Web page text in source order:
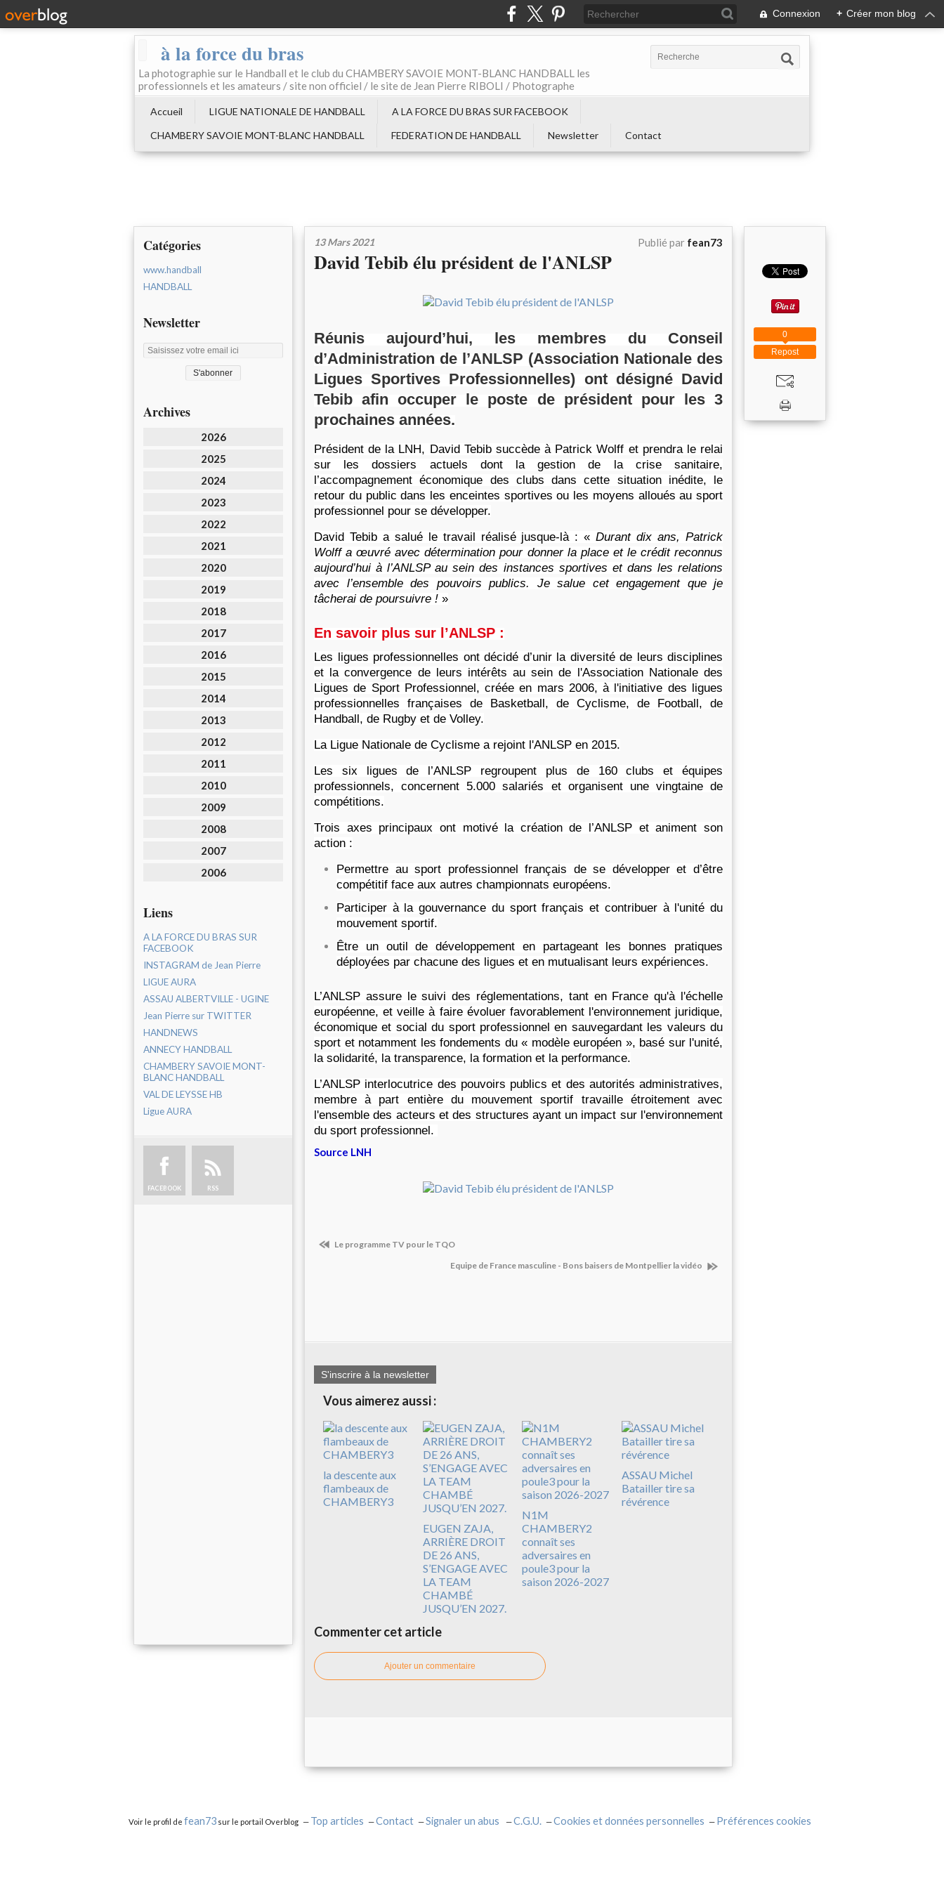
Connexion + Créer mon blog
à la force du bras
La photographie sur le Handball et le club du CHAMBERY SAVOIE MONT-BLANC HANDBALL les
professionnels et les amateurs / site non officiel / le site de Jean Pierre RIBOLI / Photographe
Accueil LIGUE NATIONALE DE HANDBALL
A LA FORCE DU BRAS SUR FACEBOOK
CHAMBERY SAVOIE MONT-BLANC HANDBALL
FEDERATION DE HANDBALL Newsletter Contact
Catégories
www.handball
HANDBALL
Newsletter
Archives
2026
2025
2024
2023
2022
2021
2020
2019
2018
2017
2016
2015
2014
2013
2012
2011
2010
2009
2008
2007
2006
Liens
A LA FORCE DU BRAS SUR
FACEBOOK
INSTAGRAM de Jean Pierre
LIGUE AURA
ASSAU ALBERTVILLE - UGINE
Jean Pierre sur TWITTER
HANDNEWS
ANNECY HANDBALL
CHAMBERY SAVOIE MONT-
BLANC HANDBALL
VAL DE LEYSSE HB
Ligue AURA
FACEBOOK RSS
13 Mars 2021 Publié par fean73
David Tebib élu président de l'ANLSP
Réunis aujourd’hui, les membres du Conseil
d’Administration de l’ANLSP (Association Nationale des
Ligues Sportives Professionnelles) ont désigné David
Tebib afin occuper le poste de président pour les 3
prochaines années.
Président de la LNH, David Tebib succède à Patrick Wolff et prendra le relai
sur les dossiers actuels dont la gestion de la crise sanitaire,
l’accompagnement économique des clubs dans cette situation inédite, le
retour du public dans les enceintes sportives ou les moyens alloués au sport
professionnel pour se développer.
David Tebib a salué le travail réalisé jusque-là : «Durant dix ans, Patrick
Wolff a œuvré avec détermination pour donner la place et le crédit reconnus
aujourd’hui à l’ANLSP au sein des instances sportives et dans les relations
avec l’ensemble des pouvoirs publics. Je salue cet engagement que je
tâcherai de poursuivre ! »
En savoir plus sur l’ANLSP :
Les ligues professionnelles ont décidé d’unir la diversité de leurs disciplines
et la convergence de leurs intérêts au sein de l'Association Nationale des
Ligues de Sport Professionnel, créée en mars 2006, à l'initiative des ligues
professionnelles françaises de Basketball, de Cyclisme, de Football, de
Handball, de Rugby et de Volley.
La Ligue Nationale de Cyclisme a rejoint l'ANLSP en 2015.
Les six ligues de l’ANLSP regroupent plus de 160 clubs et équipes
professionnels, concernent 5.000 salariés et organisent une vingtaine de
compétitions.
Trois axes principaux ont motivé la création de l’ANLSP et animent son
action :
Permettre au sport professionnel français de se développer et d’être
compétitif face aux autres championnats européens.
Participer à la gouvernance du sport français et contribuer à l'unité du
mouvement sportif.
Être un outil de développement en partageant les bonnes pratiques
déployées par chacune des ligues et en mutualisant leurs expériences.
L’ANLSP assure le suivi des réglementations, tant en France qu'à l'échelle
européenne, et veille à faire évoluer favorablement l'environnement juridique,
économique et social du sport professionnel en sauvegardant les valeurs du
sport et notamment les fondements du « modèle européen », basé sur l'unité,
la solidarité, la transparence, la formation et la performance.
L’ANLSP interlocutrice des pouvoirs publics et des autorités administratives,
membre à part entière du mouvement sportif travaille étroitement avec
l'ensemble des acteurs et des structures ayant un impact sur l'environnement
du sport professionnel.
Source LNH
Le programme TV pour le TQO
Equipe de France masculine - Bons baisers de Montpellier la vidéo
S'inscrire à la newsletter
Vous aimerez aussi :
la descente aux
flambeaux de
CHAMBERY3
EUGEN ZAJA,
ARRIÈRE DROIT
DE 26 ANS,
S’ENGAGE AVEC
LA TEAM
CHAMBÉ
JUSQU’EN 2027.
N1M
CHAMBERY2
connaît ses
adversaires en
poule3 pour la
saison 2026-2027
ASSAU Michel
Batailler tire sa
révérence
Commenter cet article
Ajouter un commentaire
Repost
0
Voir le profil de fean73 sur le portail Overblog Top articles Contact Signaler un abus C.G.U. Cookies et données personnelles Préférences cookies